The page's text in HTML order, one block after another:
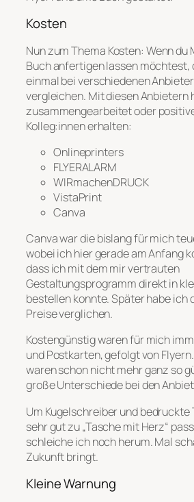
Kosten
Nun zum Thema Kosten: Wenn
Buch anfertigen lassen möchtest,
einmal bei verschiedenen
vergleichen. Mit diesen Anbietern
zusammengearbeitet oder
Kolleg:innen erhalten:
Onlineprinters
FLYERALARM
WIRmachenDRUCK
VistaPrint
Canva
Canva war die bislang für mich
wobei ich hier gerade am Anfang
dass ich mit dem mir vertrauten
Gestaltungsprogramm direkt in
bestellen konnte. Später habe ich
Preise verglichen.
Kostengünstig waren für mich
und Postkarten, gefolgt von
waren schon nicht mehr ganz so
große Unterschiede bei den
Um Kugelschreiber und bedruckte
sehr gut zu „Tasche mit Herz“
schleiche ich noch herum. Mal
Zukunft bringt.
Kleine Warnung